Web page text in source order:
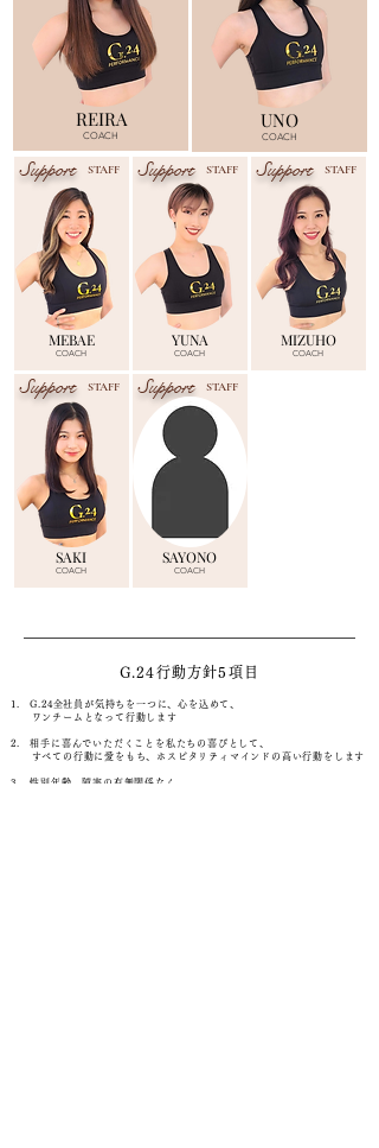
REIRA
COACH
UNO
COACH
Support STAFF
MEBAE
COACH
Support STAFF
SAKI
COACH
Support STAFF
YUNA
COACH
Support STAFF
SAYONO
COACH
Support STAFF
MIZUHO
COACH
G.24行動方針5項目
1. G.24全社員が気持ちを一つに、心を込めて、
ワンチームとなって行動します
2. 相手に喜んでいただくことを私たちの喜びとして、
すべての行動に愛をもち、ホスピタリティマインドの高い行動をします
3. 性別年齢、障害の有無関係なく、